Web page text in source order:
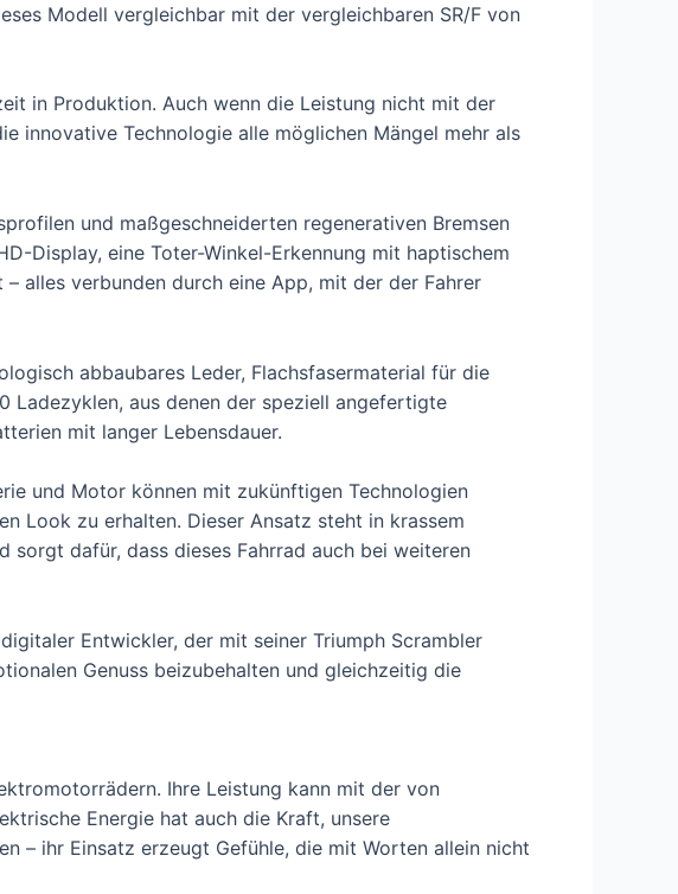
Modell vergleichbar mit der vergleichbaren SR/F von
in Produktion. Auch wenn die Leistung nicht mit der
innovative Technologie alle möglichen Mängel mehr als
und maßgeschneiderten regenerativen Bremsen
Display, eine Toter-Winkel-Erkennung mit haptischem
alles verbunden durch eine App, mit der der Fahrer
abbaubares Leder, Flachsfasermaterial für die
Ladezyklen, aus denen der speziell angefertigte
mit langer Lebensdauer.
und Motor können mit zukünftigen Technologien
Look zu erhalten. Dieser Ansatz steht in krassem
sorgt dafür, dass dieses Fahrrad auch bei weiteren
Entwickler, der mit seiner Triumph Scrambler
Genuss beizubehalten und gleichzeitig die
Ihre Leistung kann mit der von
Energie hat auch die Kraft, unsere
– ihr Einsatz erzeugt Gefühle, die mit Worten allein nicht